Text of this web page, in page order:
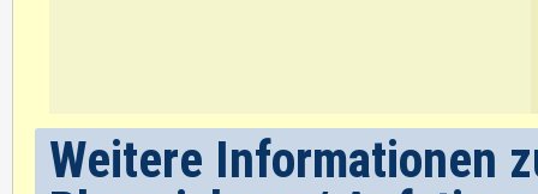
Weitere Informationen